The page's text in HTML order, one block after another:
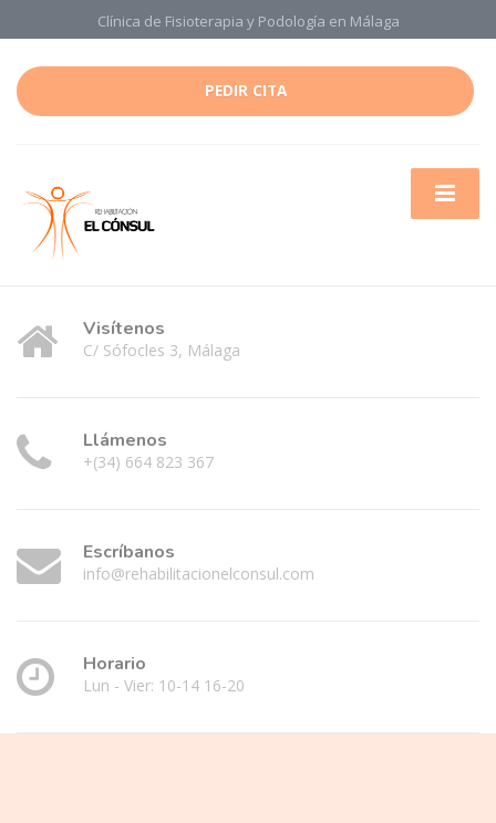
Clínica de Fisioterapia y Podología en Málaga
PEDIR CITA
Visítenos
C/ Sófocles 3, Málaga
Llámenos
+(34) 664 823 367
Escríbanos
info@rehabilitacionelconsul.com
Horario
Lun - Vier: 10-14 16-20